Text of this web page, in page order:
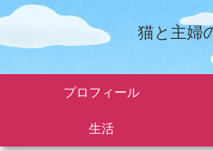
猫と主婦
プロフィール
生活